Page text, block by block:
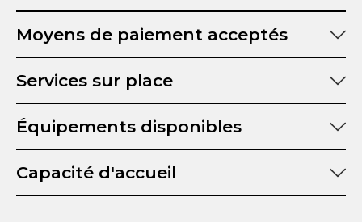
Moyens de paiement acceptés
Services sur place
Équipements disponibles
Capacité d'accueil